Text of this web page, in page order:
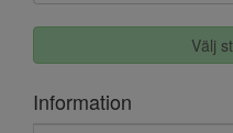
Välj
Information